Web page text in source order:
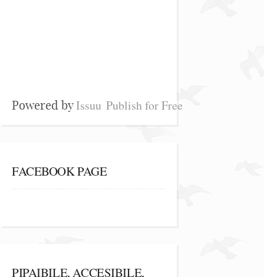
Powered byIssuu Publish for Free
FACEBOOK PAGE
PIPAIBILE, ACCESIBILE,